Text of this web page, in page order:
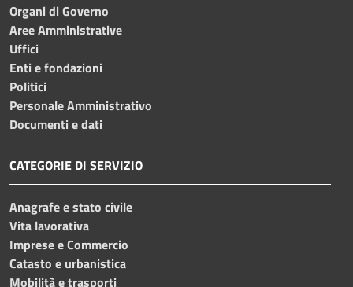
Organi di Governo
Aree Amministrative
Uffici
Enti e fondazioni
Politici
Personale Amministrativo
Documenti e dati
CATEGORIE DI SERVIZIO
Anagrafe e stato civile
Vita lavorativa
Imprese e Commercio
Catasto e urbanistica
Mobilità e trasporti